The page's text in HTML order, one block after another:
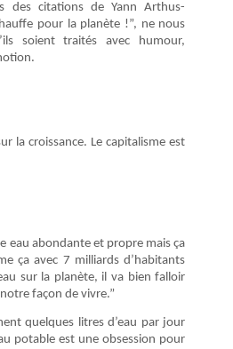
des citations de Yann Arthus-
pour la planète !”, ne nous
soient traités avec humour,
la croissance. Le capitalisme est
eau abondante et propre mais ça
ça avec 7 milliards d’habitants
sur la planète, il va bien falloir
façon de vivre.”
quelques litres d’eau par jour
potable est une obsession pour